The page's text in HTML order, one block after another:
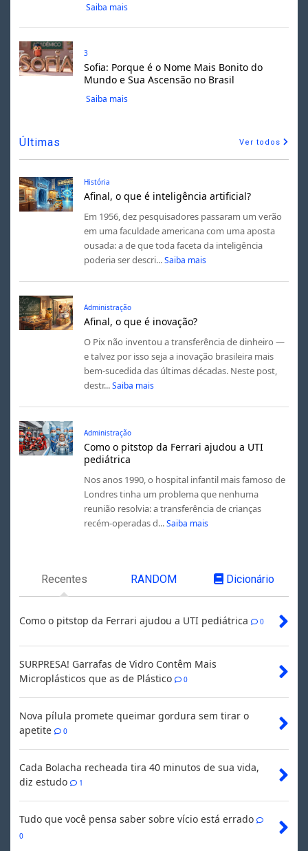
Saiba mais
3
Sofia: Porque é o Nome Mais Bonito do
Mundo e Sua Ascensão no Brasil
Saiba mais
Últimas Ver todos
História
Afinal, o que é inteligência artificial?
Em 1956, dez pesquisadores passaram um verão
em uma faculdade americana com uma aposta
ousada: a de que toda faceta da inteligência
poderia ser descri... Saiba mais
Administração
Afinal, o que é inovação?
O Pix não inventou a transferência de dinheiro —
e talvez por isso seja a inovação brasileira mais
bem-sucedida das últimas décadas. Neste post,
destr... Saiba mais
Administração
Como o pitstop da Ferrari ajudou a UTI
pediátrica
Nos anos 1990, o hospital infantil mais famoso de
Londres tinha um problema que nenhuma
reunião resolvia: a transferência de crianças
recém-operadas d... Saiba mais
Recentes RANDOM Dicionário
Como o pitstop da Ferrari ajudou a UTI pediátrica 0
SURPRESA! Garrafas de Vidro Contêm Mais
Microplásticos que as de Plástico
0
Nova pílula promete queimar gordura sem tirar o
apetite
0
Cada Bolacha recheada tira 40 minutos de sua vida,
diz estudo
1
Tudo que você pensa saber sobre vício está errado
0